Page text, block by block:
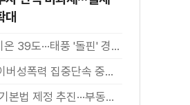
대
서울 낮 기온 39도···태풍 '돌핀' 경로 변수
'26년 사이버성폭력 집중단속 중간성과 발표···향후 추진계획은?
국가자산기본법 제정 추진···부동산·주식 등 통합 관리